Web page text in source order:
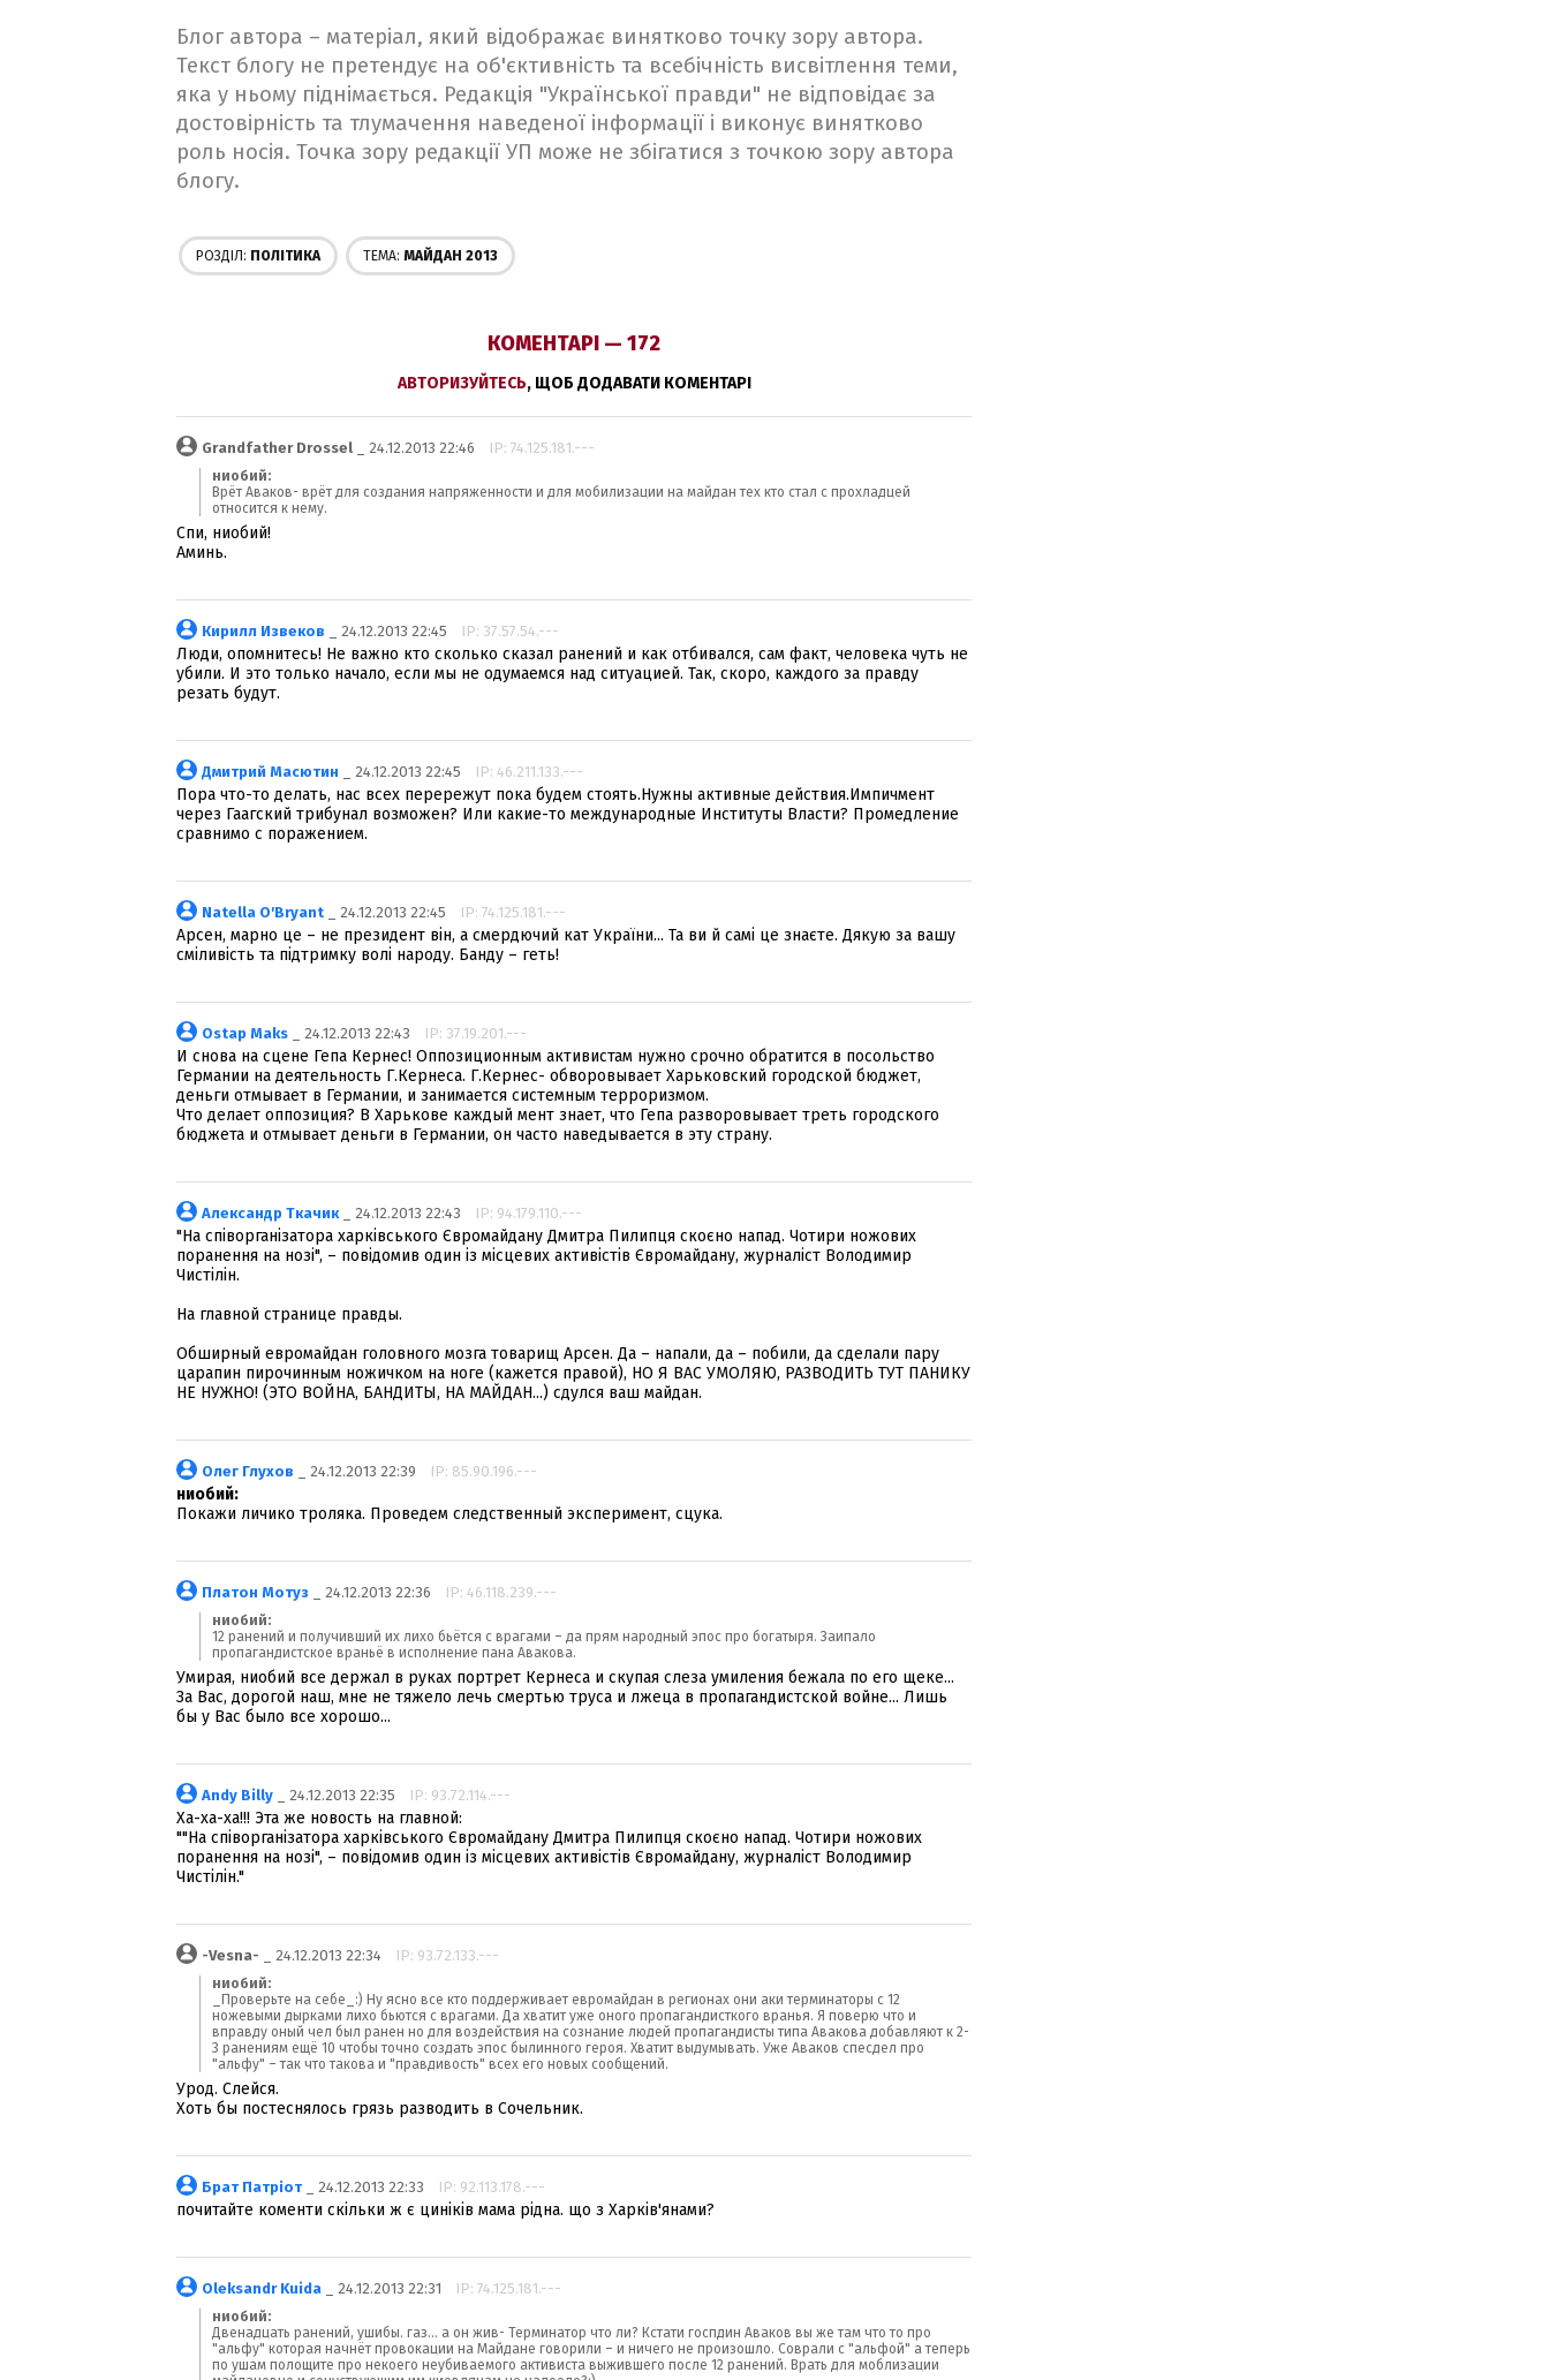
Блог автора – матеріал, який відображає винятково точку зору автора.
Текст блогу не претендує на об'єктивність та всебічність висвітлення теми,
яка у ньому піднімається. Редакція "Української правди" не відповідає за
достовірність та тлумачення наведеної інформації і виконує винятково
роль носія. Точка зору редакції УП може не збігатися з точкою зору автора
блогу.
РОЗДІЛ: ПОЛІТИКА ТЕМА: МАЙДАН 2013
КОМЕНТАРІ — 172
АВТОРИЗУЙТЕСЬ, ЩОБ ДОДАВАТИ КОМЕНТАРІ
Grandfather Drossel _ 24.12.2013 22:46 IP: 74.125.181.---
ниобий:
Врёт Аваков- врёт для создания напряженности и для мобилизации на майдан тех кто стал с прохладцей
относится к нему.
Спи, ниобий!
Аминь.
Кирилл Извеков _ 24.12.2013 22:45 IP: 37.57.54.---
Люди, опомнитесь! Не важно кто сколько сказал ранений и как отбивался, сам факт, человека чуть не
убили. И это только начало, если мы не одумаемся над ситуацией. Так, скоро, каждого за правду
резать будут.
Дмитрий Масютин _ 24.12.2013 22:45 IP: 46.211.133.---
Пора что-то делать, нас всех перережут пока будем стоять.Нужны активные действия.Импичмент
через Гаагский трибунал возможен? Или какие-то международные Институты Власти? Промедление
сравнимо с поражением.
Natella O'Bryant _ 24.12.2013 22:45 IP: 74.125.181.---
Арсен, марно це – не президент він, а смердючий кат України... Та ви й самі це знаєте. Дякую за вашу
сміливість та підтримку волі народу. Банду – геть!
Ostap Maks _ 24.12.2013 22:43 IP: 37.19.201.---
И снова на сцене Гепа Кернес! Оппозиционным активистам нужно срочно обратится в посольство
Германии на деятельность Г.Кернеса. Г.Кернес- обворовывает Харьковский городской бюджет,
деньги отмывает в Германии, и занимается системным терроризмом.
Что делает оппозиция? В Харькове каждый мент знает, что Гепа разворовывает треть городского
бюджета и отмывает деньги в Германии, он часто наведывается в эту страну.
Александр Ткачик_ 24.12.2013 22:43 IP: 94.179.110.---
"На співорганізатора харківського Євромайдану Дмитра Пилипця скоєно напад. Чотири ножових
поранення на нозі", – повідомив один із місцевих активістів Євромайдану, журналіст Володимир
Чистілін.
На главной странице правды.
Обширный евромайдан головного мозга товарищ Арсен. Да – напали, да – побили, да сделали пару
царапин пирочинным ножичком на ноге (кажется правой), НО Я ВАС УМОЛЯЮ, РАЗВОДИТЬ ТУТ ПАНИКУ
НЕ НУЖНО! (ЭТО ВОЙНА, БАНДИТЫ, НА МАЙДАН...) сдулся ваш майдан.
Олег Глухов _ 24.12.2013 22:39 IP: 85.90.196.---
ниобий:
Покажи личико троляка. Проведем следственный эксперимент, сцука.
Платон Мотуз _ 24.12.2013 22:36 IP: 46.118.239.---
ниобий:
12 ранений и получивший их лихо бьётся с врагами – да прям народный эпос про богатыря. Заипало
пропагандистское враньё в исполнение пана Авакова.
Умирая, ниобий все держал в руках портрет Кернеса и скупая слеза умиления бежала по его щеке...
За Вас, дорогой наш, мне не тяжело лечь смертью труса и лжеца в пропагандистской войне... Лишь
бы у Вас было все хорошо...
Andy Billy _ 24.12.2013 22:35 IP: 93.72.114.---
Ха-ха-ха!!! Эта же новость на главной:
""На співорганізатора харківського Євромайдану Дмитра Пилипця скоєно напад. Чотири ножових
поранення на нозі", – повідомив один із місцевих активістів Євромайдану, журналіст Володимир
Чистілін."
-Vesna- _ 24.12.2013 22:34 IP: 93.72.133.---
ниобий:
_Проверьте на себе_:) Ну ясно все кто поддерживает евромайдан в регионах они аки терминаторы с 12
ножевыми дырками лихо бьются с врагами. Да хватит уже оного пропагандисткого вранья. Я поверю что и
вправду оный чел был ранен но для воздействия на сознание людей пропагандисты типа Авакова добавляют к 2-
3 ранениям ещё 10 чтобы точно создать эпос былинного героя. Хватит выдумывать. Уже Аваков спесдел про
"альфу" – так что такова и "правдивость" всех его новых сообщений.
Урод. Слейся.
Хоть бы постеснялось грязь разводить в Сочельник.
Брат Патріот_ 24.12.2013 22:33 IP: 92.113.178.---
почитайте коменти скільки ж є циніків мама рідна. що з Харків'янами?
Oleksandr Kuida _ 24.12.2013 22:31 IP: 74.125.181.---
ниобий:
Двенадцать ранений, ушибы. газ... а он жив- Терминатор что ли? Кстати госпдин Аваков вы же там что то про
"альфу" которая начнёт провокации на Майдане говорили – и ничего не произошло. Соврали с "альфой" а теперь
по ушам полощите про некоего неубиваемого активиста выжившего после 12 ранений. Врать для моблизации